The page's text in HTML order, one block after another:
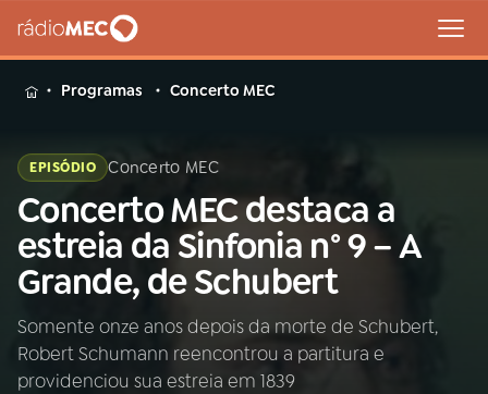
MENU
Buscar
na
Rádio
MEC
Buscar
Início AO VIVO
Programas Concerto MEC
EPISÓDIO Concerto MEC
Concerto MEC destaca a
estreia da Sinfonia n° 9 – A
Grande, de Schubert
Somente onze anos depois da morte de Schubert,
Robert Schumann reencontrou a partitura e
providenciou sua estreia em 1839